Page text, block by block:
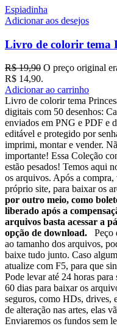
Espiadinha
Adicionar aos desejos
Livro de colorir tema
R$19,90 O preço original
R$ 14,90.
Adicionar ao carrinho
Livro de colorir tema
digitais com 50 desenhos:
enviados em PNG e PDF e
editável e protegido por
imprimi, montar e vender.
importante! Essa Coleção
estão pesados! Temos aqui
os arquivos. Após a
próprio site, para baixar os
por outro meio, como
liberado após a
arquivos basta acessar a
opção de download.
Peço
ao tamanho dos arquivos,
baixe tudo junto. Caso
atualize com F5, para que
Pode levar até 24 horas
60 dias para baixar os
seguros, como HDs, drives,
de alteração nas artes, elas
Enviaremos os fundos sem